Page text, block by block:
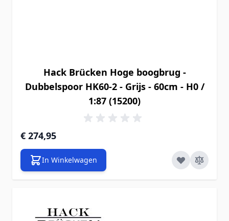
Hack Brücken Hoge boogbrug -
Dubbelspoor HK60-2 - Grijs - 60cm - H0 /
1:87 (15200)
€ 274,95
In Winkelwagen